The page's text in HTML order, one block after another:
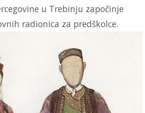
u Trebinju započinje
radionica za predškolce.